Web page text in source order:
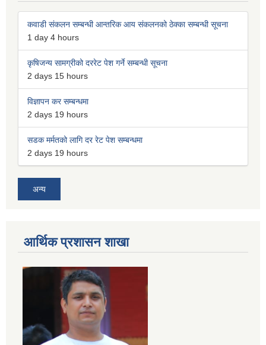
कवाडी संकलन सम्बन्धी आन्तरिक आय संकलनको ठेक्का सम्बन्धी सूचना
1 day 4 hours
कृषिजन्य सामग्रीको दररेट पेश गर्ने सम्बन्धी सूचना
2 days 15 hours
विज्ञापन कर सम्बन्धमा
2 days 19 hours
सडक मर्मतको लागि दर रेट पेश सम्बन्धमा
2 days 19 hours
अन्य
आर्थिक प्रशासन शाखा